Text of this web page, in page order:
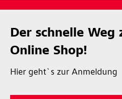
Der schnelle Weg
Online Shop!
Hier geht`s zur Anmeldung